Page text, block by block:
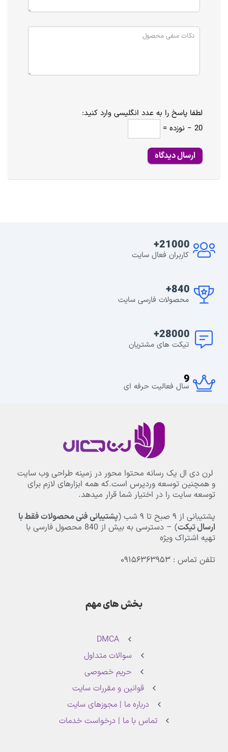
لطفا پاسخ را به عدد انگلیسی وارد کنید:
20 − نوزده =
21000+
کاربران فعال سایت
840+
محصولات فارسی سایت
28000+
تیکت های مشتریان
9
سال فعالیت حرفه ای
لرن دی ال یک رسانه محتوا محور در زمینه طراحی وب سایت
و همچنین توسعه وردپرس است.که همه ابزارهای لازم برای
توسعه سایت را در اختیار شما قرار میدهد.
پشتیبانی از ۹ صبح تا ۹ شب (پشتیبانی فنی محصولات فقط با
ارسال تیکت) – دسترسی به بیش از 840 محصول فارسی با
تهیه اشتراک ویژه
تلفن تماس : ۰۹۱۵۶۳۶۳۹۵۳
بخش های مهم
DMCA
سوالات متداول
حریم خصوصی
قوانین و مقررات سایت
درباره ما | مجوزهای سایت
تماس با ما | درخواست خدمات